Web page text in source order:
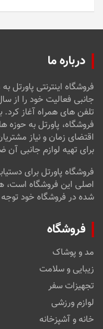
درباره ما
فروشگاه اینترنتی
تلفن های همراه آغاز
فروشگاه، پاورتل به
اقتضای زمان و نیاز
برای تهیه لوازم جانبی
فروشگاه پاورتل برای
اصلی این فروشگاه است،
شده در فروشگاه خود توجه
فروشگاه
مد و پوشاک
زیبایی و سلامت
تجهیزات سفر
لوازم ورزشی
خانه و آشپزخانه